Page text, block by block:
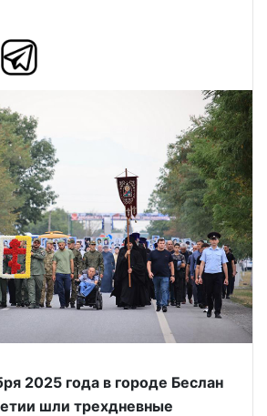
2025 года в городе Беслан
шли трехдневные